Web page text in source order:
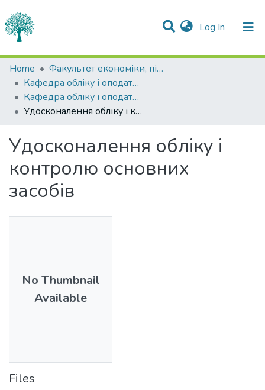
Log In (current)
Statistics
Communities & Collections
All of DSpace
Home
Факультет економіки, підприємництва та інформаційних технологій
Кафедра обліку і оподаткування
Кафедра обліку і оподаткування
Удосконалення обліку і контролю основних засобів
Удосконалення обліку і
контролю основних
засобів
No Thumbnail
Available
Files